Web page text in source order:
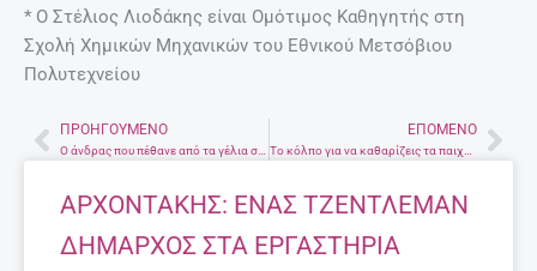
* Ο Στέλιος Λιοδάκης είναι Ομότιμος Καθηγητής στη
Σχολή Χημικών Μηχανικών του Εθνικού Μετσόβιου
Πολυτεχνείου
PrevΠΡΟΗΓΟΎΜΕΝΟ
O άνδρας που πέθανε από τα γέλια στα 50 του χρόνια – Οι επιστήμονες έλυσαν το μυστήριο
ΕΠΌΜΕΝΟ
Το κόλπο για να καθαρίζεις τα παιχνίδια του παιδιού χωρίς κόπο
ΑΡΧΟΝΤΑΚΗΣ: ΕΝΑΣ ΤΖΕΝΤΛΕΜΑΝ
ΔΗΜΑΡΧΟΣ ΣΤΑ ΕΡΓΑΣΤΗΡΙΑ